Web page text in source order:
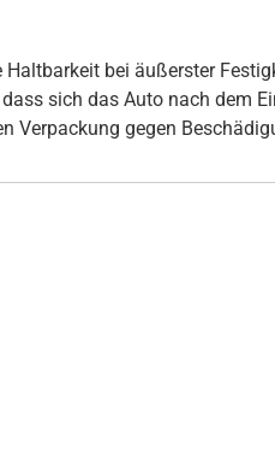
bei äußerster
sich das Auto nach dem
Verpackung gegen